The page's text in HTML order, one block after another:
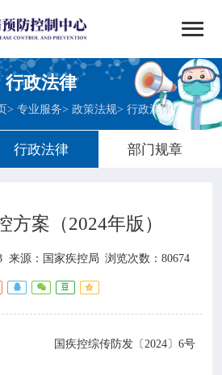

行政法律
>专业服务>政策法规>行政法律
行政法律 部门规章


方案（2024年版）
来源： 国家疾控局 浏览次数：80674
防发〔2024〕6号